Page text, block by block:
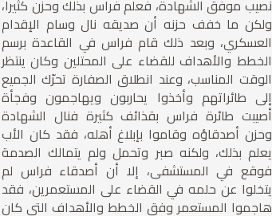
نصيب موفق الشهادة، فعلم فراس بذلك وحزن كثيرا،
ولكن ما خفف حزنه أن صديقه نال وسام الإقدام
العسكري، وبعد ذلك قام فراس في القاعدة برسم
الخطط والأهداف للقضاء على المحتلين وكان ينتظر
الوقت المناسب، وعند انطلاق الصفارة تحرّك الجميع
إلى طائراتهم وأخذوا يحاربون ويهاجمون وفجأة
أصيبت طائرة فراس بقذائف كثيرة فنال الشهادة
وحزن أصدقاؤه وقاموا بإبلاغ أهله، فقد كان الأب
يعلم بذلك، ولكنه صبر وتحمل ولم يتمالك الصدمة
فوقع في المستشفى، إلا أن أصدقاء فراس لم
يتخلوا عن حلمه في القضاء على المستعمرين، فقد
هاجموا المستعمر وفق الخطط والأهداف التي كان